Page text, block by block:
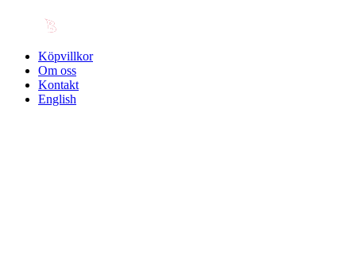
Köpvillkor
Om oss
Kontakt
English